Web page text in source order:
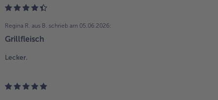
Regina R. aus B. schrieb am 05.06.2026:
Grillfleisch
Lecker.